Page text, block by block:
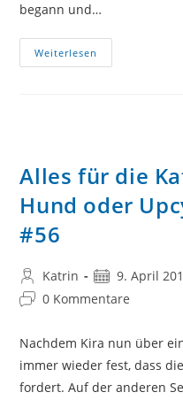
begann und…
Weiterlesen
Oder
Alles für die
Hund oder
#56
Beitrags-
Autor:
Katrin
Beitrag
veröffentlicht:
9. April
Beitrags-
0 Kommentare
Nachdem Kira nun über
immer wieder fest, dass
fordert. Auf der anderen